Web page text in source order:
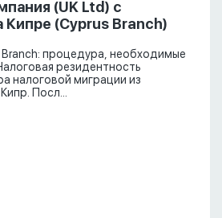
(UK Ltd) с
(Cyprus Branch)
Branch: процедура, необходимые
резидентность
налоговой миграции из
Посл...